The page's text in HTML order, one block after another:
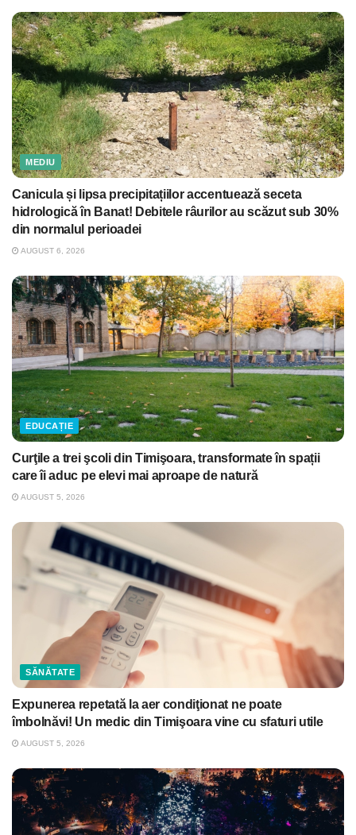
MEDIU
Canicula și lipsa precipitațiilor accentuează seceta
hidrologică în Banat! Debitele râurilor au scăzut sub 30%
din normalul perioadei
AUGUST 6, 2026
EDUCAȚIE
Curţile a trei şcoli din Timişoara, transformate în spații
care îi aduc pe elevi mai aproape de natură
AUGUST 5, 2026
SĂNĂTATE
Expunerea repetată la aer condiţionat ne poate
îmbolnăvi! Un medic din Timişoara vine cu sfaturi utile
AUGUST 5, 2026